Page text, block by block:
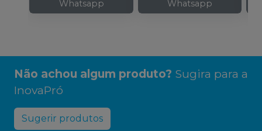
Whatsapp
Whatsapp
Não achou algum produto? Sugira para a
InovaPró
Sugerir produtos